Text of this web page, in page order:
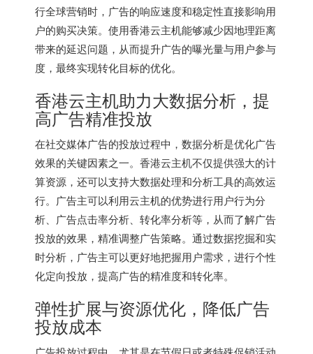
行全球营销时，广告的响应速度和稳定性直接影响用
户的购买决策。使用香港云主机能够减少因地理距离
带来的延迟问题，从而提升广告的曝光量与用户参与
度，最终实现转化目标的优化。
香港云主机助力大数据分析，提
高广告精准投放
在社交媒体广告的投放过程中，数据分析是优化广告
效果的关键因素之一。 香港云主机不仅提供强大的计
算资源，还可以支持大数据处理和分析工具的高效运
行。广告主可以利用云主机的优势进行用户行为分
析、广告点击率分析、转化率分析等，从而了解广告
投放的效果，精准调整广告策略。通过数据挖掘和实
时分析，广告主可以更好地把握用户需求，进行个性
化定向投放，提高广告的精准度和转化率。
弹性扩展与资源优化，降低广告
投放成本